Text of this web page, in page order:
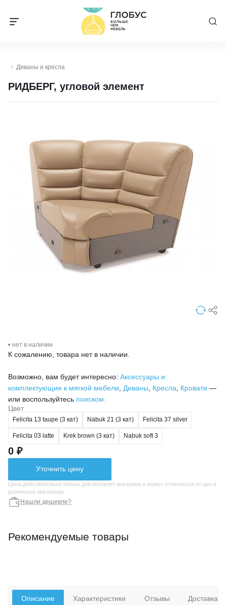
Диваны и кресла
РИДБЕРГ, угловой элемент
нет в наличии
К сожалению, товара нет в наличии.
Возможно, вам будет интересно: Аксессуары и
комплектующие к мягкой мебели
Диваны Кресла Кровати —
или воспользуйтесь поиском.
Цвет
Felicita 13 taupe (3 кат) Nabuk 21 (3 кат) Felicita 37 silver
Felicita 03 latte Krek brown (3 кат) Nabuk soft 3
0 ₽
Уточнить цену
Цена действительна только для интернет магазина и может отличаться от цен в
розничных магазинах
Нашли дешевле?
Рекомендуемые товары
Описание Характеристики Отзывы Доставка